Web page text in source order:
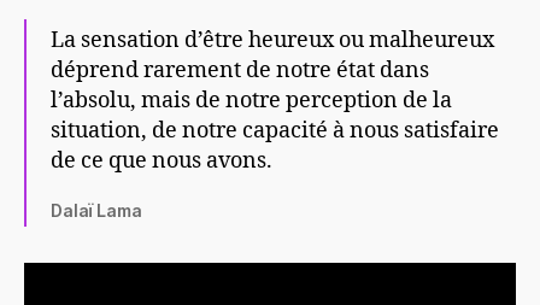
La sensation d’être heureux ou malheureux
déprend rarement de notre état dans
l’absolu, mais de notre perception de la
situation, de notre capacité à nous satisfaire
de ce que nous avons.
Dalaï Lama